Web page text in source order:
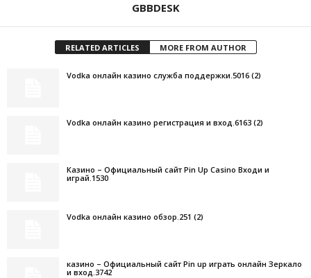
GBBDESK
RELATED ARTICLES MORE FROM AUTHOR
Vodka онлайн казино служба поддержки.5016 (2)
Vodka онлайн казино регистрация и вход.6163 (2)
Казино – Официальный сайт Pin Up Casino Входи и
играй.1530
Vodka онлайн казино обзор.251 (2)
казино – Официальный сайт Pin up играть онлайн Зеркало
и вход.3742